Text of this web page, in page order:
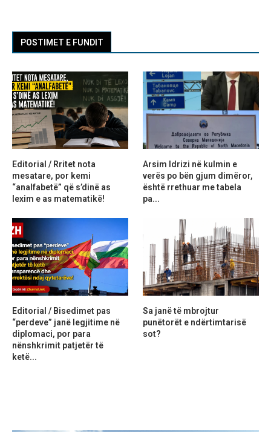
POSTIMET E FUNDIT
Editorial / Rritet nota
mesatare, por kemi
“analfabetë” që s’dinë as
lexim e as matematikë!
Arsim Idrizi në kulmin e
verës po bën gjum dimëror,
është rrethuar me tabela
pa...
Editorial / Bisedimet pas
“perdeve” janë legjitime në
diplomaci, por para
nënshkrimit patjetër të
ketë...
Sa janë të mbrojtur
punëtorët e ndërtimtarisë
sot?